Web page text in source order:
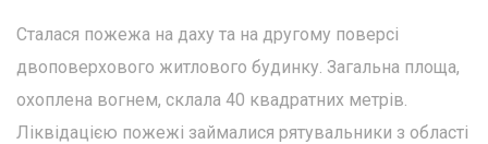
Сталася пожежа на даху та на другому поверсі
двоповерхового житлового будинку. Загальна площа,
охоплена вогнем, склала 40 квадратних метрів.
Ліквідацією пожежі займалися рятувальники з області